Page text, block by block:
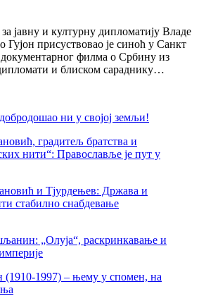
јавну и културну дипломатију Владе
присуствовао је синоћ у Санкт
филма о Србину из
и блиском сараднику…
ни у својој земљи!
градитељ братства и
нити“: Православље је пут у
и Тјурдењев: Држава и
стабилно снабдевање
„Олуја“, раскринкавање и
1997) – њему у спомен, на